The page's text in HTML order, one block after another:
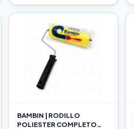
BAMBIN | RODILLO
POLIESTER COMPLETO